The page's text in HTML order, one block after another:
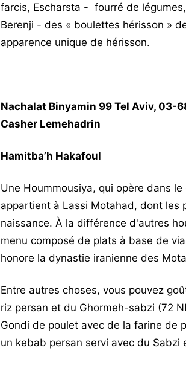
farcis, Escharsta - fourré de
Berenji - des « boulettes hérisson »
apparence unique de hérisson.
Nachalat Binyamin 99 Tel Aviv, 03-
Casher Lemehadrin
Hamitba’h Hakafoul
Une Hoummousiya, qui opère dans
appartient à Lassi Motahad, dont les
naissance. À la différence d'autres
menu composé de plats à base de
honore la dynastie iranienne des
Entre autres choses, vous pouvez
riz persan et du Ghormeh-sabzi (72
Gondi de poulet avec de la farine de
un kebab persan servi avec du Sabzi